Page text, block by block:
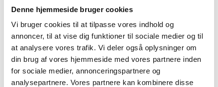
Denne hjemmeside bruger cookies
Vi bruger cookies til at tilpasse vores indhold og
annoncer, til at vise dig funktioner til sociale medier og til
at analysere vores trafik. Vi deler også oplysninger om
din brug af vores hjemmeside med vores partnere inden
for sociale medier, annonceringspartnere og
analysepartnere. Vores partnere kan kombinere disse
DKK 259,00
DKK 323,75 inkl. moms
Køb nu
På lager